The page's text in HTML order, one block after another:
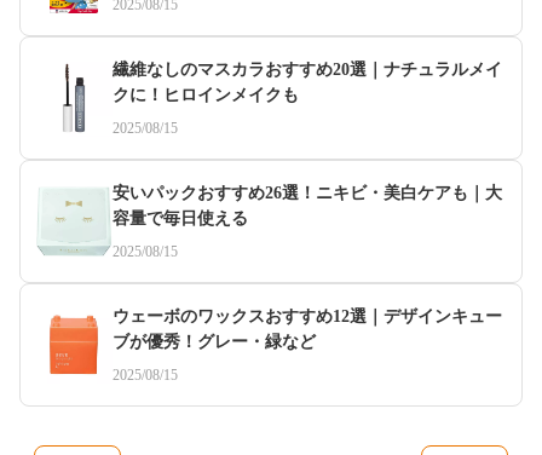
2025/08/15
繊維なしのマスカラおすすめ20選｜ナチュラルメイ
クに！ヒロインメイクも
2025/08/15
安いパックおすすめ26選！ニキビ・美白ケアも｜大
容量で毎日使える
2025/08/15
ウェーボのワックスおすすめ12選｜デザインキュー
ブが優秀！グレー・緑など
2025/08/15